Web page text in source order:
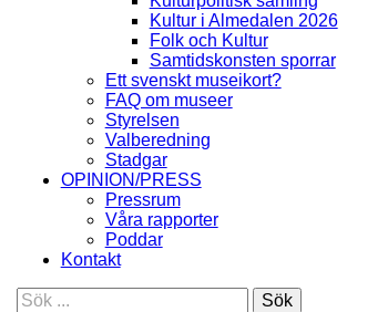
Kultur i Almedalen 2026
Folk och Kultur
Samtidskonsten sporrar
Ett svenskt museikort?
FAQ om museer
Styrelsen
Valberedning
Stadgar
OPINION/PRESS
Pressrum
Våra rapporter
Poddar
Kontakt
Sök